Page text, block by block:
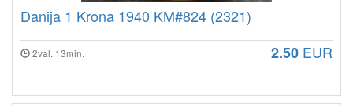
Danija 1 Krona 1940 KM#824 (2321)
2val. 13min. 2.50 EUR